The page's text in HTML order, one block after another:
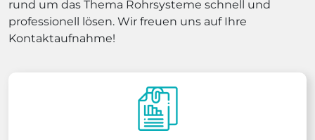
rund um das Thema Rohrsysteme schnell und
professionell lösen. Wir freuen uns auf Ihre
Kontaktaufnahme!